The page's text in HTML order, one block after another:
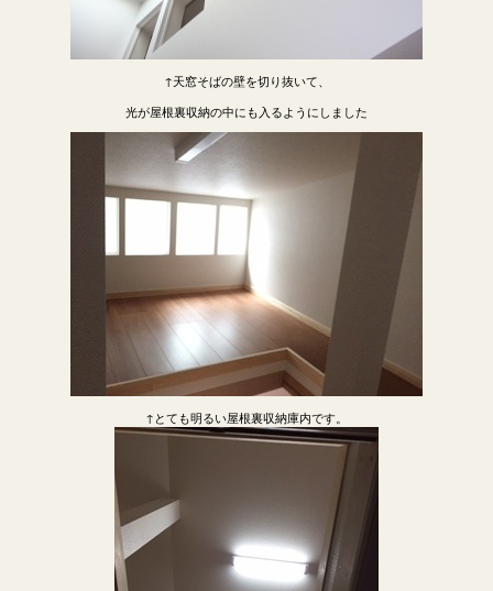
↑天窓そばの壁を切り抜いて、
光が屋根裏収納の中にも入るようにしました
↑とても明るい屋根裏収納庫内です。